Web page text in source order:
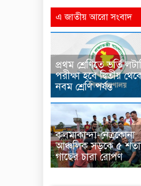
এ জাতীয় আরো সংবাদ
প্রথম শ্রেণিতে ভর্তি
পরীক্ষা হবে দ্বিতীয়
নবম শ্রেণি পর্যন্ত
কলমাকান্দা-নেত্রকোনা
আঞ্চলিক সড়কে ৫
গাছের চারা রোপণ